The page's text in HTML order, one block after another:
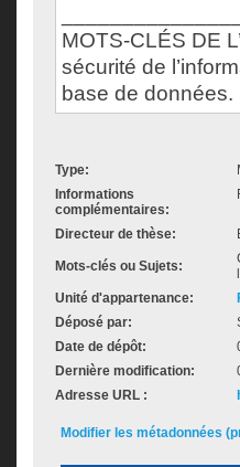
MOTS-CLÉS DE
sécurité de
base de données.
Type:
Informations
complémentaires:
Directeur de thèse:
Mots-clés ou Sujets:
Unité d'appartenance:
Déposé par:
Date de dépôt:
Dernière modification:
Adresse URL :
Modifier les métadonnées